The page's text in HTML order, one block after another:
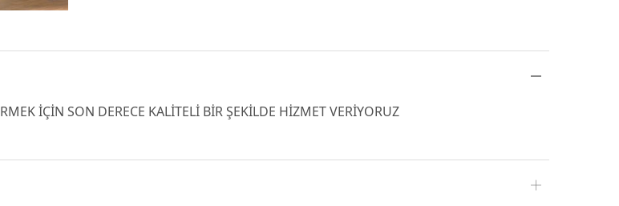
İÇİN SON DERECE KALİTELİ BİR ŞEKİLDE HİZMET VERİYORUZ